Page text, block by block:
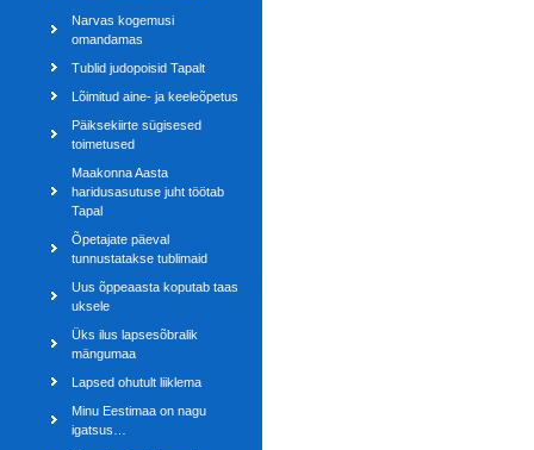
Narvas kogemusi
omandamas
Tublid judopoisid Tapalt
Lõimitud aine- ja keeleõpetus
Päiksekiirte sügisesed
toimetused
Maakonna Aasta
haridusasutuse juht töötab
Tapal
Õpetajate päeval
tunnustatakse tublimaid
Uus õppeaasta koputab taas
uksele
Üks ilus lapsesõbralik
mängumaa
Lapsed ohutult liiklema
Minu Eestimaa on nagu
igatsus…